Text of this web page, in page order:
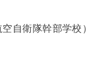
自衛隊幹部学校）